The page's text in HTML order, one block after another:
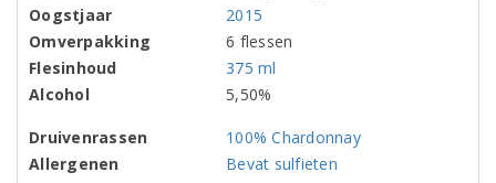
Oogstjaar
2015
Omverpakking
6 flessen
Flesinhoud
375 ml
Alcohol
5,50%
Druivenrassen
100% Chardonnay
Allergenen
Bevat sulfieten